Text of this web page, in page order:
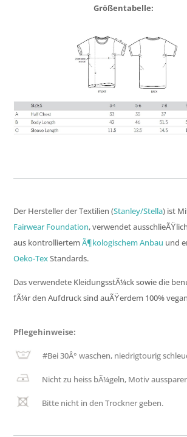
Größentabelle:
Der Hersteller der Textilien (Stanley/Stella) ist
Fairwear Foundation, verwendet
aus kontrolliertemÃ¶kologischem Anbau und
Oeko-TexStandards.
Das verwendete KleidungsstÃ¼ck sowie die
fÃ¼r den Aufdruck sind auÃŸerdem 100%
Pflegehinweise:
#Bei 30Â° waschen, niedrigtourig
Nicht zu heiss bÃ¼geln, Motiv
Bitte nicht in den Trockner geben.